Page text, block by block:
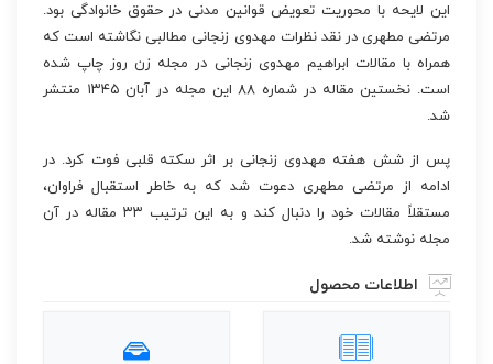
این لایحه با محوریت تعویض قوانین مدنی در حقوق خانوادگی بود.
مرتضی مطهری در نقد نظرات مهدوی زنجانی مطالبی نگاشته است که
همراه با مقالات ابراهیم مهدوی زنجانی در مجله زن روز چاپ شده
است. نخستین مقاله در شماره ۸۸ این مجله در آبان ۱۳۴۵ منتشر
شد.
پس از شش هفته مهدوی زنجانی بر اثر سکته قلبی فوت کرد. در
ادامه از مرتضی مطهری دعوت شد که به خاطر استقبال فراوان،
مستقلاً مقالات خود را دنبال کند و به این ترتیب ۳۳ مقاله در آن
مجله نوشته شد.
اطلاعات محصول